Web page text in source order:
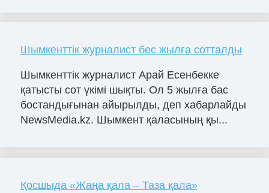
Шымкенттік журналист бес жылға сотталды
Шымкенттік журналист Арай Есенбекке
қатысты сот үкімі шықты. Ол 5 жылға бас
бостандығынан айырылды, деп хабарлайды
NewsMedia.kz. Шымкент қаласының қы...
Қосшыда «Жаңа қала – Таза қала»